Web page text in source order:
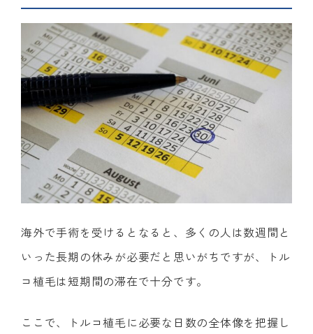
海外で手術を受けるとなると、多くの人は数週間と
いった長期の休みが必要だと思いがちですが、トル
コ植毛は短期間の滞在で十分です。
ここで、トルコ植毛に必要な日数の全体像を把握し